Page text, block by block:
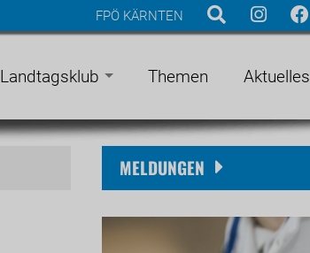
FPÖ KÄRNTEN
Landtagsklub Themen Aktuelles
MELDUNGEN